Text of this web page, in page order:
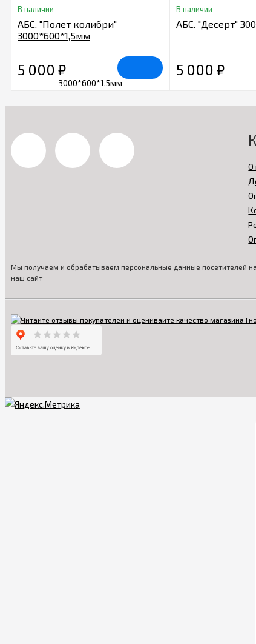
В наличии
АБС. "Полет колибри"
3000*600*1,5мм
5 000 ₽
В наличии
АБС. "Десерт"
5 000 ₽
О
Мы получаем и обрабатываем персональные данные посетителей
наш сайт